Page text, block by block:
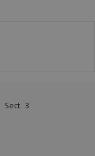
Sect. 3